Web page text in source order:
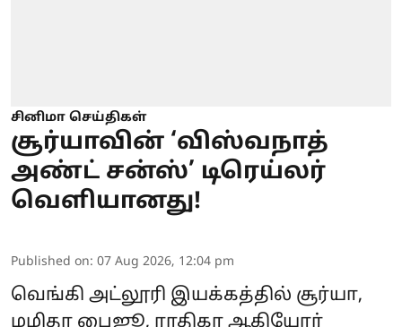
சினிமா செய்திகள்
சூர்யாவின் ‘விஸ்வநாத்
அண்ட் சன்ஸ்’ டிரெய்லர்
வெளியானது!
Published on: 07 Aug 2026, 12:04 pm
வெங்கி அட்லூரி இயக்கத்தில் சூர்யா,
மமிதா பைஜூ, ராதிகா ஆகியோர்